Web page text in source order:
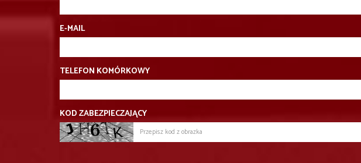
E-MAIL
TELEFON KOMÓRKOWY
KOD ZABEZPIECZAJĄCY